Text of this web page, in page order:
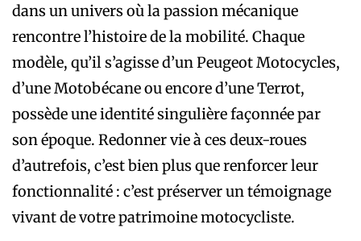
dans un univers où la passion mécanique
rencontre l’histoire de la mobilité. Chaque
modèle, qu’il s’agisse d’un Peugeot Motocycles,
d’une Motobécane ou encore d’une Terrot,
possède une identité singulière façonnée par
son époque. Redonner vie à ces deux-roues
d’autrefois, c’est bien plus que renforcer leur
fonctionnalité : c’est préserver un témoignage
vivant de votre patrimoine motocycliste.